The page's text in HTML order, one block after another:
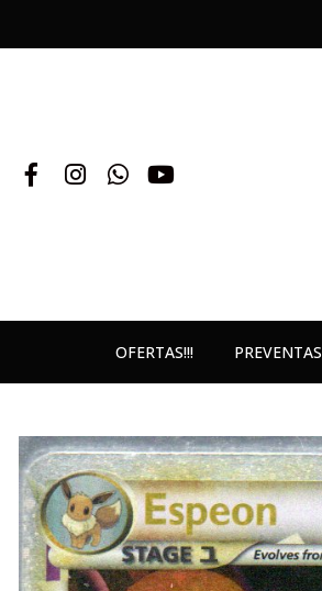
OFERTAS!!! PREVENTAS